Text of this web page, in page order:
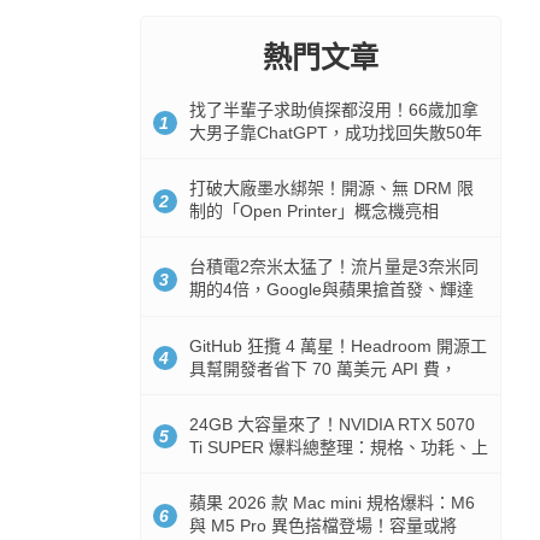
熱門文章
1
找了半輩子求助偵探都沒用！66歲加拿
大男子靠ChatGPT，成功找回失散50年
2
打破大廠墨水綁架！開源、無 DRM 限
制的「Open Printer」概念機亮相
3
台積電2奈米太猛了！流片量是3奈米同
期的4倍，Google與蘋果搶首發、輝達
4
GitHub 狂攬 4 萬星！Headroom 開源工
具幫開發者省下 70 萬美元 API 費，
5
24GB 大容量來了！NVIDIA RTX 5070
Ti SUPER 爆料總整理：規格、功耗、上
6
蘋果 2026 款 Mac mini 規格爆料：M6
與 M5 Pro 異色搭檔登場！容量或將